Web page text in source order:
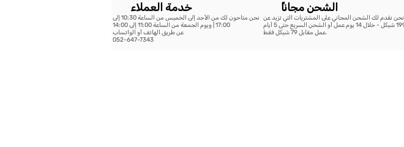
خدمة العملاء
نحن متاحون لك من الأحد إلى الخميس من الساعة 10:30 إلى
17:00 | ويوم الجمعة من الساعة 11:00 إلى 14:00
عن طريق الهاتف أو الواتساب
052-647-7343
ًالشحن مجانا
نحن نقدم لك الشحن المجاني على المشتريات التي تزيد عن
199 شيكل - خلال 14 يوم عمل أو الشحن السريع حتى 5 أيام
عمل مقابل 79 شيكل فقط.